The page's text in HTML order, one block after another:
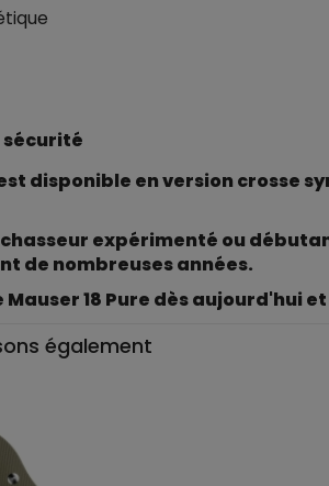
sécurité
est disponible en version
chasseur expérimenté ou
de nombreuses années.
18 Pure dès aujourd'hui
également